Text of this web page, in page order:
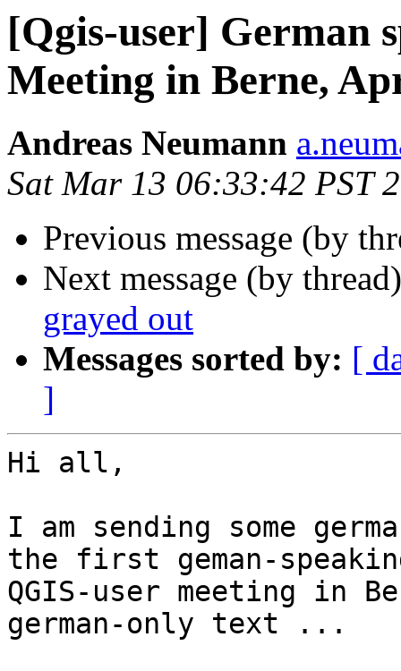
[Qgis-user] German
Meeting in Berne,
Andreas Neumann
Sat Mar 13 06:33:42 PST
Previous message (by
Next message (by
grayed out
Messages sorted by: [
]
Hi all,
I am sending some
the first geman-
QGIS-user meeting in
german-only text ...